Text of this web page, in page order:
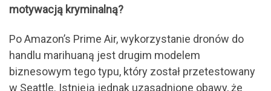
motywacją kryminalną?
Po Amazon’s Prime Air, wykorzystanie dronów do
handlu marihuaną jest drugim modelem
biznesowym tego typu, który został przetestowany
w Seattle. Istnieją jednak uzasadnione obawy, że